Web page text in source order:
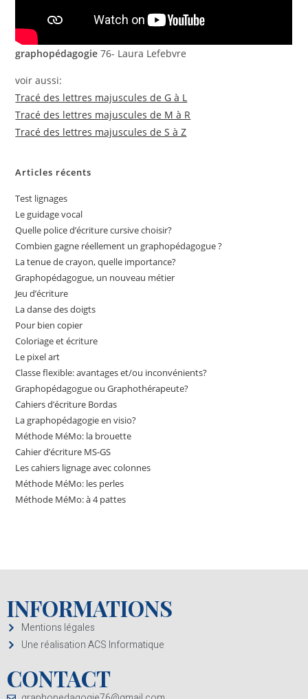
graphopédagogie 76- Laura Lefebvre
voir aussi:
Tracé des lettres majuscules de G à L
Tracé des lettres majuscules de M à R
Tracé des lettres majuscules de S à Z
Articles récents
Test lignages
Le guidage vocal
Quelle police d’écriture cursive choisir?
Combien gagne réellement un graphopédagogue ?
La tenue de crayon, quelle importance?
Graphopédagogue, un nouveau métier
Jeu d’écriture
La danse des doigts
Pour bien copier
Coloriage et écriture
Le pixel art
Classe flexible: avantages et/ou inconvénients?
Graphopédagogue ou Graphothérapeute?
Cahiers d’écriture Bordas
La graphopédagogie en visio?
Méthode MéMo: la brouette
Cahier d’écriture MS-GS
Les cahiers lignage avec colonnes
Méthode MéMo: les perles
Méthode MéMo: à 4 pattes
INFORMATIONS
Mentions légales
Une réalisation ACS Informatique
CONTACT